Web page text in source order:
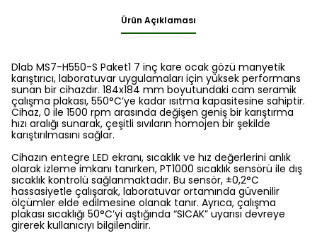
Ürün Açıklaması
Dlab MS7-H550-S Paket1 7 inç kare ocak gözü manyetik
karıştırıcı, laboratuvar uygulamaları için yüksek performans
sunan bir cihazdır. 184x184 mm boyutundaki cam seramik
çalışma plakası, 550°C’ye kadar ısıtma kapasitesine sahiptir.
Cihaz, 0 ile 1500 rpm arasında değişen geniş bir karıştırma
hızı aralığı sunarak, çeşitli sıvıların homojen bir şekilde
karıştırılmasını sağlar.
Cihazın entegre LED ekranı, sıcaklık ve hız değerlerini anlık
olarak izleme imkanı tanırken, PT1000 sıcaklık sensörü ile dış
sıcaklık kontrolü sağlanmaktadır. Bu sensör, ±0,2°C
hassasiyetle çalışarak, laboratuvar ortamında güvenilir
ölçümler elde edilmesine olanak tanır. Ayrıca, çalışma
plakası sıcaklığı 50°C’yi aştığında “SICAK” uyarısı devreye
girerek kullanıcıyı bilgilendirir.